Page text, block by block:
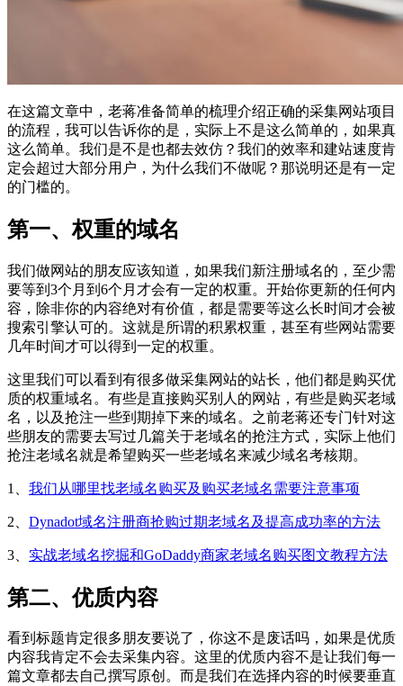
在这篇文章中，老蒋准备简单的梳理介绍正确的采集网站项目
的流程，我可以告诉你的是，实际上不是这么简单的，如果真
这么简单。我们是不是也都去效仿？我们的效率和建站速度肯
定会超过大部分用户，为什么我们不做呢？那说明还是有一定
的门槛的。
第一、权重的域名
我们做网站的朋友应该知道，如果我们新注册域名的，至少需
要等到3个月到6个月才会有一定的权重。开始你更新的任何内
容，除非你的内容绝对有价值，都是需要等这么长时间才会被
搜索引擎认可的。这就是所谓的积累权重，甚至有些网站需要
几年时间才可以得到一定的权重。
这里我们可以看到有很多做采集网站的站长，他们都是购买优
质的权重域名。有些是直接购买别人的网站，有些是购买老域
名，以及抢注一些到期掉下来的域名。之前老蒋还专门针对这
些朋友的需要去写过几篇关于老域名的抢注方式，实际上他们
抢注老域名就是希望购买一些老域名来减少域名考核期。
1、 我们从哪里找老域名购买及购买老域名需要注意事项
2、 Dynadot域名注册商抢购过期老域名及提高成功率的方法
3、 实战老域名挖掘和GoDaddy商家老域名购买图文教程方法
第二、优质内容
看到标题肯定很多朋友要说了，你这不是废话吗，如果是优质
内容我肯定不会去采集内容。这里的优质内容不是让我们每一
篇文章都去自己撰写原创。而是我们在选择内容的时候要垂直